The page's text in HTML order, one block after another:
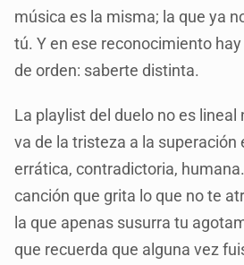
música es la misma; la que ya
tú. Y en ese reconocimiento
de orden: saberte distinta.
La playlist del duelo no es lineal
va de la tristeza a la superación
errática, contradictoria,
canción que grita lo que no te
la que apenas susurra tu
que recuerda que alguna vez